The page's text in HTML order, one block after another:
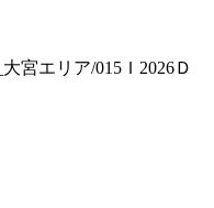
宮エリア/015Ｉ2026Ｄ